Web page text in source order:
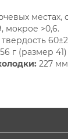
местах,
мокрое >0,6.
твердость 60±2
г (размер 41)
227